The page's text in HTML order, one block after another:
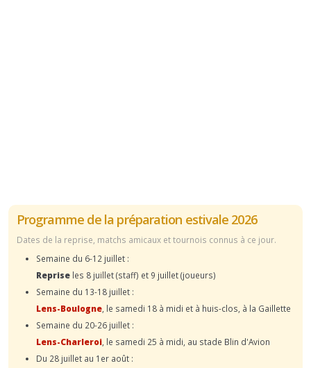
Programme de la préparation estivale 2026
Dates de la reprise, matchs amicaux et tournois connus à ce jour.
Semaine du 6-12 juillet :
Reprise les 8 juillet (staff) et 9 juillet (joueurs)
Semaine du 13-18 juillet :
Lens-Boulogne , le samedi 18 à midi et à huis-clos, à la Gaillette
Semaine du 20-26 juillet :
Lens-Charleroi , le samedi 25 à midi, au stade Blin d'Avion
Du 28 juillet au 1er août :